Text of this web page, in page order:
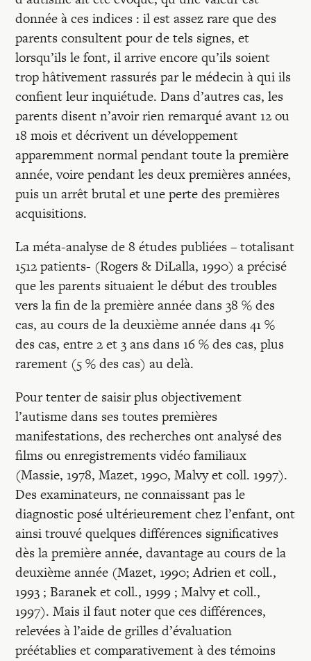
donnée à ces indices : il est assez rare que des
parents consultent pour de tels signes, et
lorsqu’ils le font, il arrive encore qu’ils soient
trop hâtivement rassurés par le médecin à qui ils
confient leur inquiétude. Dans d’autres cas, les
parents disent n’avoir rien remarqué avant 12 ou
18 mois et décrivent un développement
apparemment normal pendant toute la première
année, voire pendant les deux premières années,
puis un arrêt brutal et une perte des premières
acquisitions.
La méta-analyse de 8 études publiées – totalisant
1512 patients- (Rogers & DiLalla, 1990) a précisé
que les parents situaient le début des troubles
vers la fin de la première année dans 38 % des
cas, au cours de la deuxième année dans 41 %
des cas, entre 2 et 3 ans dans 16 % des cas, plus
rarement (5 % des cas) au delà.
Pour tenter de saisir plus objectivement
l’autisme dans ses toutes premières
manifestations, des recherches ont analysé des
films ou enregistrements vidéo familiaux
(Massie, 1978, Mazet, 1990, Malvy et coll. 1997).
Des examinateurs, ne connaissant pas le
diagnostic posé ultérieurement chez l’enfant, ont
ainsi trouvé quelques différences significatives
dès la première année, davantage au cours de la
deuxième année (Mazet, 1990; Adrien et coll.,
1993 ; Baranek et coll., 1999 ; Malvy et coll.,
1997). Mais il faut noter que ces différences,
relevées à l’aide de grilles d’évaluation
préétablies et comparativement à des témoins